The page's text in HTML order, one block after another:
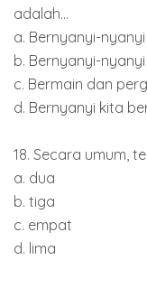
adalah...
a. Bernyanyi-
b. Bernyanyi-
c. Bermain dan
d. Bernyanyi kita
18. Secara umum,
a. dua
b. tiga
c. empat
d. lima